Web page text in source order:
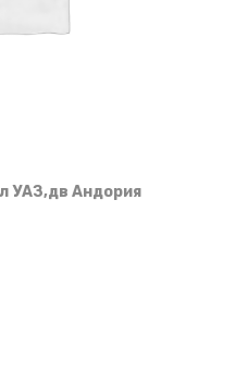
УАЗ,дв Андория